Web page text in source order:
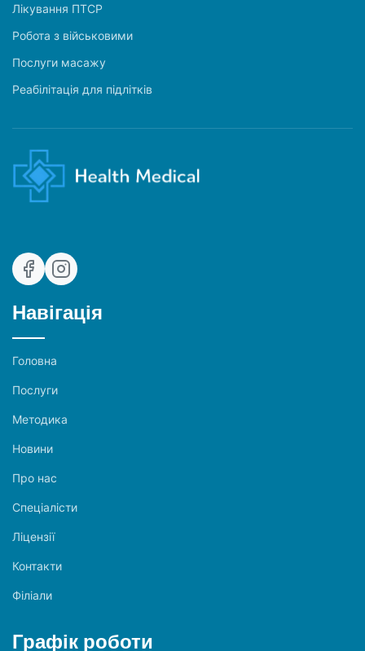
Лікування ПТСР
Робота з військовими
Послуги масажу
Реабілітація для підлітків
Навігація
Головна
Послуги
Методика
Новини
Про нас
Спеціалісти
Ліцензії
Контакти
Філіали
Графік роботи